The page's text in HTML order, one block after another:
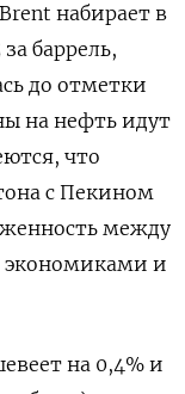
набирает в
баррель,
до отметки
на нефть идут
что
с Пекином
между
и
на 0,4% и